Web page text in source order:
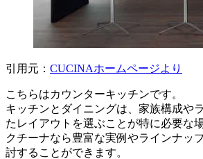
引用元： CUCINAホームページより
こちらはカウンターキッチンです。
キッチンとダイニングは、家族構成や
たレイアウトを選ぶことが特に必要な場
クチーナなら豊富な実例やラインナッ
討することができます。